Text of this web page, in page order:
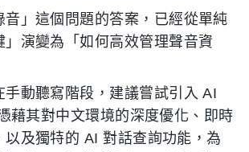
音」這個問題的答案，已經從單純
」演變為「如何高效管理聲音資
手動聽寫階段，建議嘗試引入 AI
藉其對中文環境的深度優化、即時
以及獨特的 AI 對話查詢功能，為